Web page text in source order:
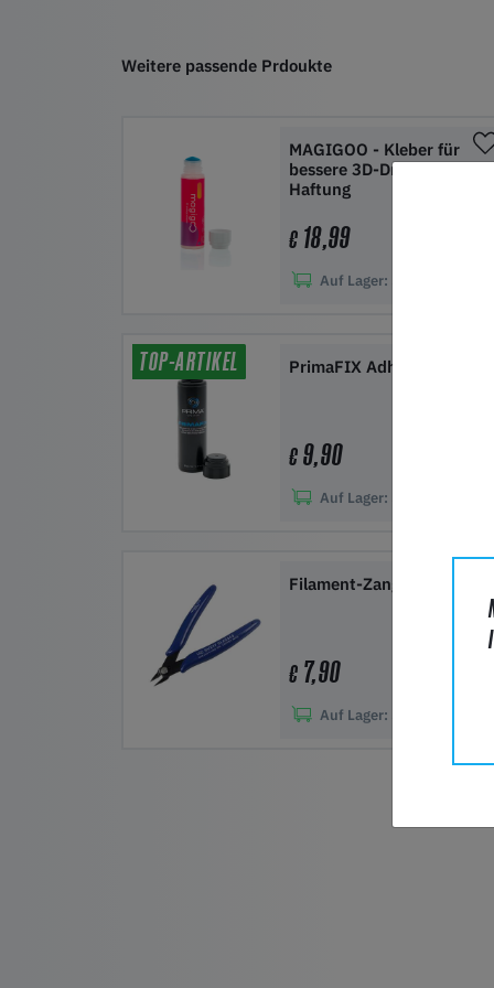
Weitere passende Prdoukte
MAGIGOO - Kleber für
bessere 3D-Druck-
Haftung
€ 18,99
Auf Lager:
In den Warenkorb
TOP-ARTIKEL PrimaFIX Adhäsive
€9,90
Auf Lager:
Filament-Zange
€ 7,90
Auf Lager: